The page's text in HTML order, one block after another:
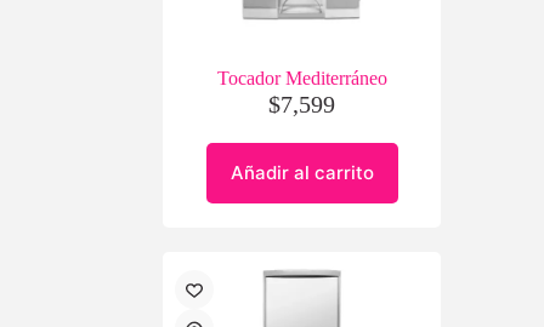
Tocador Mediterráneo
$7,599
Añadir al carrito